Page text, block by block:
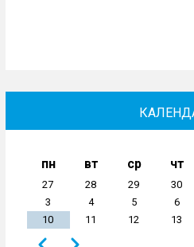
пн вт ср чт
27 28 29 30
3
4 5 6
10
11 12 13
Назад Вперёд